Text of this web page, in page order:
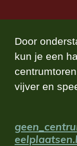
naar
de
hoofdinhoud
Door
kun je een
vijver en